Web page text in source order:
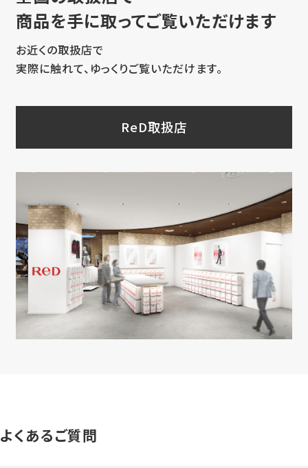
商品を手に取ってご覧いただけます
お近くの取扱店で
実際に触れて、ゆっくりご覧いただけます。
ReD取扱店
よくあるご質問